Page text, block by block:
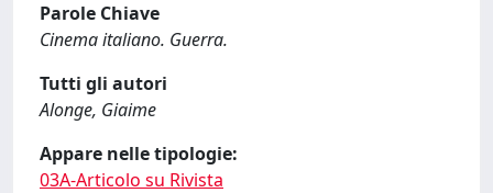
Parole Chiave
Cinema italiano. Guerra.
Tutti gli autori
Alonge, Giaime
Appare nelle tipologie:
03A-Articolo su Rivista